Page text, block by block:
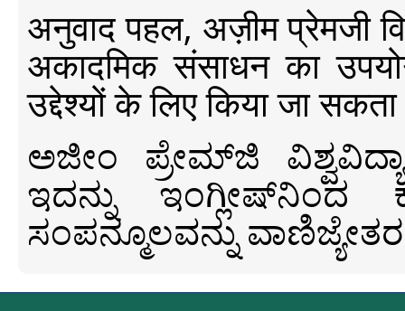
अनुवाद पहल, अज़ीम प्रेमजी
अकादमिक संसाधन का
उद्देश्यों के लिए किया जा
ಅಜೀಂ ಪ್ರೇಮ್‍ಜಿ
ಇದನ್ನು ಇಂಗ್ಲೀಷ್‍ನಿಂದ
ಸಂಪನ್ಮೂಲವನ್ನು